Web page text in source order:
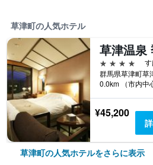
草津町の人気ホテル
4つ星
0.0km （市内中
¥45,200
草津町の人気ホテルをさらに表示